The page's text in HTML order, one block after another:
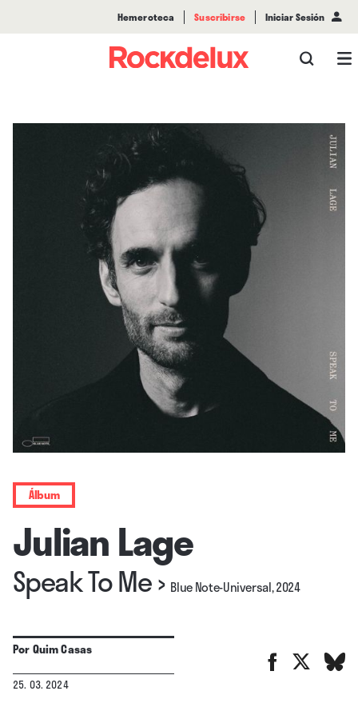
Hemeroteca Suscribirse Iniciar Sesión
Álbum
Julian Lage
Speak To Me› Blue Note-Universal, 2024
PorQuim Casas
25. 03. 2024